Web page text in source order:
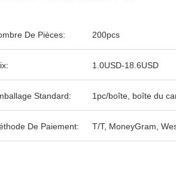
De Pièces: 200pcs
1.0USD-18.6USD
Standard: 1pc/boîte, boîte du
De Paiement: T/T, MoneyGram,